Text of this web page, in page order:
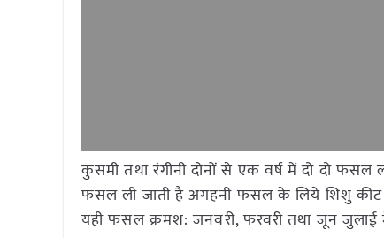
कुसमी तथा रंगीनी दोनों से एक वर्ष में दो दो
फसल ली जाती है अगहनी फसल के लिये शिशु
यही फसल क्रमश: जनवरी, फरवरी तथा जून जुलाई